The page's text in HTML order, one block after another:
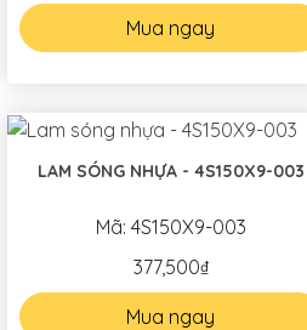
Mua ngay
LAM SÓNG NHỰA - 4S150X9-003
Mã: 4S150X9-003
377,500₫
Mua ngay